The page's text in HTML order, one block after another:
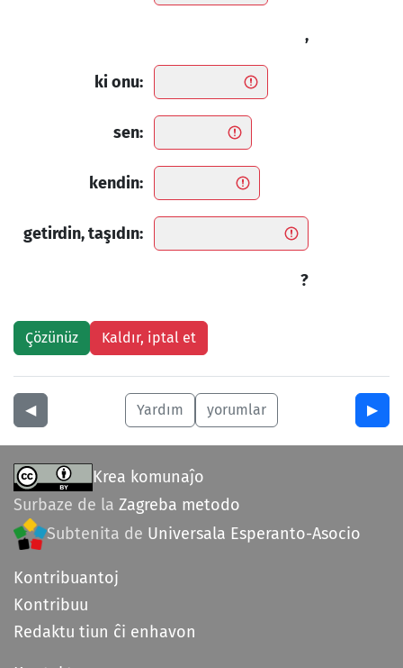
,
ki onu:
sen:
kendin:
getirdin, taşıdın:
?
◀︎ Yardım yorumlar ▶︎
Krea komunaĵo
Surbaze de la Zagreba metodo
Subtenita de Universala Esperanto-Asocio
Kontribuantoj
Kontribuu
Redaktu tiun ĉi enhavon